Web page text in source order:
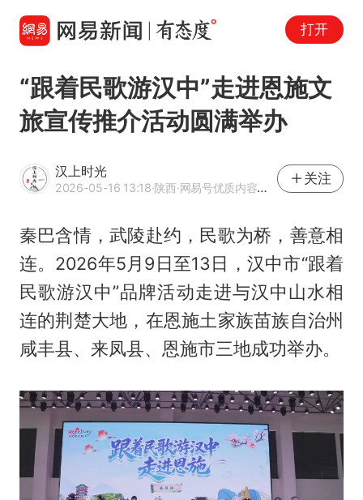
打开
“跟着民歌游汉中”走进恩施文
旅宣传推介活动圆满举办
汉上时光
2026-05-16 13:18·陕西·网易号优质内容创作者
关注
秦巴含情，武陵赴约，民歌为桥，善意相
连。2026年5月9日至13日，汉中市“跟着
民歌游汉中”品牌活动走进与汉中山水相
连的荆楚大地，在恩施土家族苗族自治州
咸丰县、来凤县、恩施市三地成功举办。